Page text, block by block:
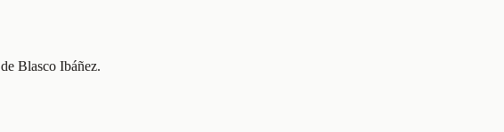
Blasco Ibáñez.